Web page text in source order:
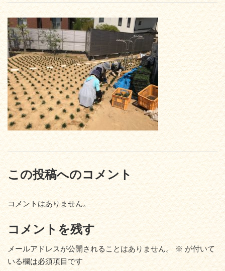
この投稿へのコメント
コメントはありません。
コメントを残す
メールアドレスが公開されることはありません。 ※ が付いて
いる欄は必須項目です